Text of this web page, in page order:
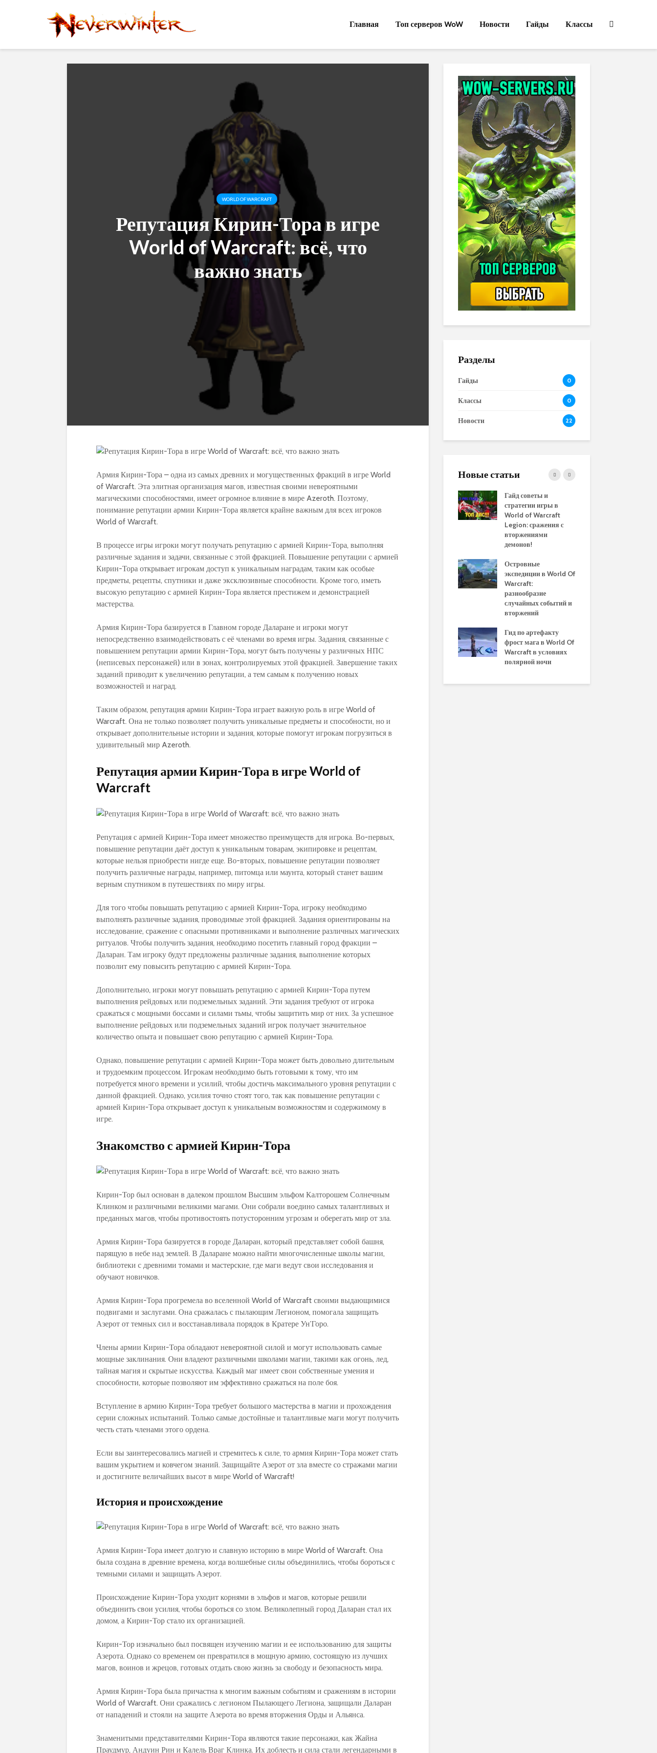
Главная Топ серверов WoW Новости Гайды Классы
WORLD OF WARCRAFT
Репутация Кирин-Тора в игре
World of Warcraft: всё, что
важно знать
Армия Кирин-Тора – одна из самых древних и могущественных фракций в игре World
of Warcraft. Эта элитная организация магов, известная своими невероятными
магическими способностями, имеет огромное влияние в мире Azeroth. Поэтому,
понимание репутации армии Кирин-Тора является крайне важным для всех игроков
World of Warcraft.
В процессе игры игроки могут получать репутацию с армией Кирин-Тора, выполняя
различные задания и задачи, связанные с этой фракцией. Повышение репутации с армией
Кирин-Тора открывает игрокам доступ к уникальным наградам, таким как особые
предметы, рецепты, спутники и даже эксклюзивные способности. Кроме того, иметь
высокую репутацию с армией Кирин-Тора является престижем и демонстрацией
мастерства.
Армия Кирин-Тора базируется в Главном городе Даларане и игроки могут
непосредственно взаимодействовать с её членами во время игры. Задания, связанные с
повышением репутации армии Кирин-Тора, могут быть получены у различных НПС
(неписевых персонажей) или в зонах, контролируемых этой фракцией. Завершение таких
заданий приводит к увеличению репутации, а тем самым к получению новых
возможностей и наград.
Таким образом, репутация армии Кирин-Тора играет важную роль в игре World of
Warcraft. Она не только позволяет получить уникальные предметы и способности, но и
открывает дополнительные истории и задания, которые помогут игрокам погрузиться в
удивительный мир Azeroth.
Репутация армии Кирин-Тора в игре World of
Warcraft
Репутация с армией Кирин-Тора имеет множество преимуществ для игрока. Во-первых,
повышение репутации даёт доступ к уникальным товарам, экипировке и рецептам,
которые нельзя приобрести нигде еще. Во-вторых, повышение репутации позволяет
получить различные награды, например, питомца или маунта, который станет вашим
верным спутником в путешествиях по миру игры.
Для того чтобы повышать репутацию с армией Кирин-Тора, игроку необходимо
выполнять различные задания, проводимые этой фракцией. Задания ориентированы на
исследование, сражение с опасными противниками и выполнение различных магических
ритуалов. Чтобы получить задания, необходимо посетить главный город фракции –
Даларан. Там игроку будут предложены различные задания, выполнение которых
позволит ему повысить репутацию с армией Кирин-Тора.
Дополнительно, игроки могут повышать репутацию с армией Кирин-Тора путем
выполнения рейдовых или подземельных заданий. Эти задания требуют от игрока
сражаться с мощными боссами и силами тьмы, чтобы защитить мир от них. За успешное
выполнение рейдовых или подземельных заданий игрок получает значительное
количество опыта и повышает свою репутацию с армией Кирин-Тора.
Однако, повышение репутации с армией Кирин-Тора может быть довольно длительным
и трудоемким процессом. Игрокам необходимо быть готовыми к тому, что им
потребуется много времени и усилий, чтобы достичь максимального уровня репутации с
данной фракцией. Однако, усилия точно стоят того, так как повышение репутации с
армией Кирин-Тора открывает доступ к уникальным возможностям и содержимому в
игре.
Знакомство с армией Кирин-Тора
Кирин-Тор был основан в далеком прошлом Высшим эльфом Калторошем Солнечным
Клинком и различными великими магами. Они собрали воедино самых талантливых и
преданных магов, чтобы противостоять потусторонним угрозам и оберегать мир от зла.
Армия Кирин-Тора базируется в городе Даларан, который представляет собой башня,
парящую в небе над землей. В Даларане можно найти многочисленные школы магии,
библиотеки с древними томами и мастерские, где маги ведут свои исследования и
обучают новичков.
Армия Кирин-Тора прогремела во вселенной World of Warcraft своими выдающимися
подвигами и заслугами. Она сражалась с пылающим Легионом, помогала защищать
Азерот от темных сил и восстанавливала порядок в Кратере Ун’Горо.
Члены армии Кирин-Тора обладают невероятной силой и могут использовать самые
мощные заклинания. Они владеют различными школами магии, такими как огонь, лед,
тайная магия и скрытые искусства. Каждый маг имеет свои собственные умения и
способности, которые позволяют им эффективно сражаться на поле боя.
Вступление в армию Кирин-Тора требует большого мастерства в магии и прохождения
серии сложных испытаний. Только самые достойные и талантливые маги могут получить
честь стать членами этого ордена.
Если вы заинтересовались магией и стремитесь к силе, то армия Кирин-Тора может стать
вашим укрытием и ковчегом знаний. Защищайте Азерот от зла вместе со стражами магии
и достигните величайших высот в мире World of Warcraft!
История и происхождение
Армия Кирин-Тора имеет долгую и славную историю в мире World of Warcraft. Она
была создана в древние времена, когда волшебные силы объединились, чтобы бороться с
темными силами и защищать Азерот.
Происхождение Кирин-Тора уходит корнями в эльфов и магов, которые решили
объединить свои усилия, чтобы бороться со злом. Великолепный город Даларан стал их
домом, а Кирин-Тор стало их организацией.
Кирин-Тор изначально был посвящен изучению магии и ее использованию для защиты
Азерота. Однако со временем он превратился в мощную армию, состоящую из лучших
магов, воинов и жрецов, готовых отдать свою жизнь за свободу и безопасность мира.
Армия Кирин-Тора была причастна к многим важным событиям и сражениям в истории
World of Warcraft. Они сражались с легионом Пылающего Легиона, защищали Даларан
от нападений и стояли на защите Азерота во время вторжения Орды и Альянса.
Знаменитыми представителями Кирин-Тора являются такие персонажи, как Жайна
Праудмур, Андуин Рин и Калель Враг Клинка. Их доблесть и сила стали легендарными в
Разделы
Гайды 0
Классы 0
Новости 22
Новые статьи
PvP гайд по ММ ханту
в World of Warcraft:
стратегии и тактики
руководство по
использованию
макросов для воина в
World of Warcraft:
выбор лучших команд
для максимальной
перемещению по
Азероту: как
передвигаться в игре
World of Warcraft
оптимальную
Пантеры для
Warcraft Legion
Гайд советы и
стратегии игры в
World of Warcraft
Legion: сражения с
вторжениями
демонов!
Островные
экспедиции в World Of
Warcraft:
разнообразие
случайных событий и
вторжений
Гид по артефакту
фрост мага в World Of
Warcraft в условиях
полярной ночи